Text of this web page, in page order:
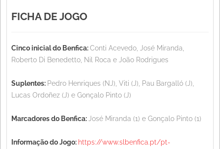
FICHA DE JOGO
Cinco inicial do Benfica:Conti Acevedo, José Miranda,
Roberto Di Benedetto, Nil Roca e João Rodrigues
Suplentes: Pedro Henriques (NJ), Viti (J), Pau Bargalló (J),
Lucas Ordoñez (J) e Gonçalo Pinto (J)
Marcadores do Benfica: José Miranda (1) e Gonçalo Pinto (1)
Informação do Jogo: https://www.slbenfica.pt/pt-